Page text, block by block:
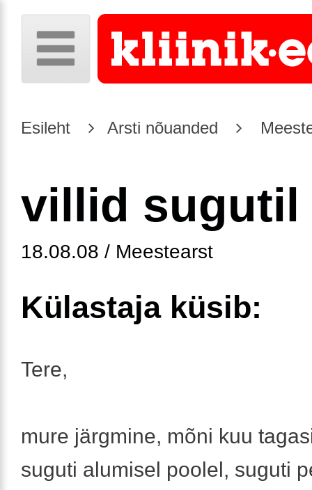
Esileht Arsti nõuanded
villid sugutil
18.08.08 / Meestearst
Külastaja küsib:
Tere,
mure järgmine, mõni kuu
suguti alumisel poolel, suguti